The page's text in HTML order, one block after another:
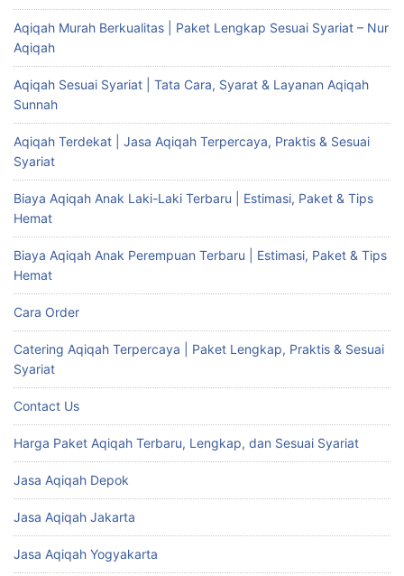
Aqiqah Murah Berkualitas | Paket Lengkap Sesuai Syariat – Nur
Aqiqah
Aqiqah Sesuai Syariat | Tata Cara, Syarat & Layanan Aqiqah
Sunnah
Aqiqah Terdekat | Jasa Aqiqah Terpercaya, Praktis & Sesuai
Syariat
Biaya Aqiqah Anak Laki-Laki Terbaru | Estimasi, Paket & Tips
Hemat
Biaya Aqiqah Anak Perempuan Terbaru | Estimasi, Paket & Tips
Hemat
Cara Order
Catering Aqiqah Terpercaya | Paket Lengkap, Praktis & Sesuai
Syariat
Contact Us
Harga Paket Aqiqah Terbaru, Lengkap, dan Sesuai Syariat
Jasa Aqiqah Depok
Jasa Aqiqah Jakarta
Jasa Aqiqah Yogyakarta